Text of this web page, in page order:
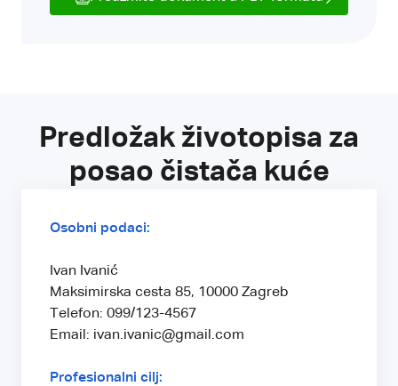
Predložak životopisa za
posao čistača kuće
Osobni podaci:
Ivan Ivanić
Maksimirska cesta 85, 10000 Zagreb
Telefon: 099/123-4567
Email: ivan.ivanic@gmail.com
Profesionalni cilj: